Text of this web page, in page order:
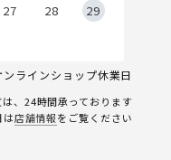
27 28
29
ンラインショップ休業日
、24時間承っております
店舗情報をご覧ください